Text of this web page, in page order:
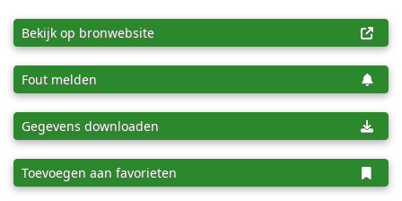
Bekijk op bronwebsite
Fout melden
Gegevens downloaden
Toevoegen aan favorieten